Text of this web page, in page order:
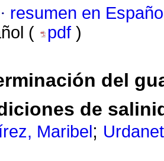
· resumen en
(
pdf )
del
de
Maribel ;